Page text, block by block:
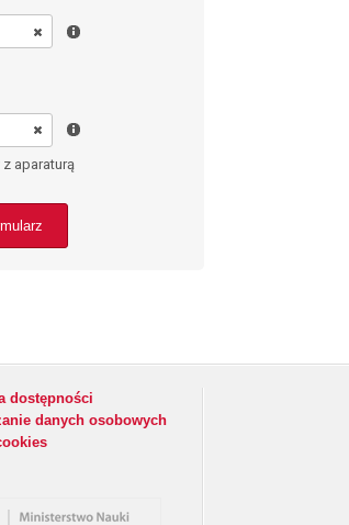
aparaturą
dostępności
danych osobowych